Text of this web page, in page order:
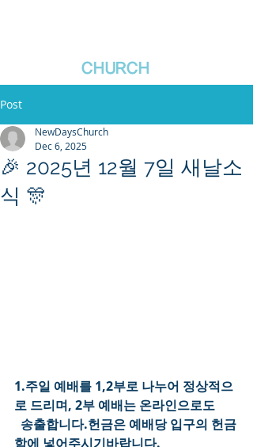
CHURCH
Post
🎉 2025년 12월 7일 새날소
식 🎊
NewDaysChurch
Dec 6, 2025
1.주일 예배를 1,2부로 나누어 정상적으
로 드리며, 2부 예배는 온라인으로도
송출합니다.헌금은 예배당 입구의 헌금
함에 넣어주시기바랍니다.